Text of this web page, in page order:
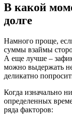
В какой
долге
Намного проще,
суммы взаймы
А еще лучше –
можно выдержать
деликатно
Когда изначально
определенных
ряда факторов: